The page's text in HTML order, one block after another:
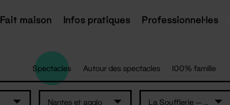
Fait maison Infos pratiques Professionnel·les
Spectacles Autour des spectacles 100% famille
Nantes et agglo La Soufflerie — L'Auditorium